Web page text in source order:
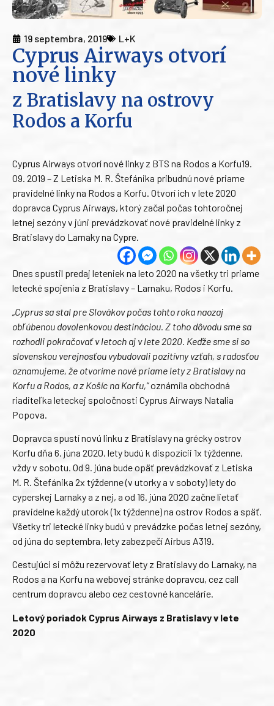
19 septembra, 2019 L+K
Cyprus Airways otvorí
nové linky
z Bratislavy na ostrovy
Rodos a Korfu
Cyprus Airways otvorí nové linky z BTS na Rodos a Korfu19.
09. 2019 – Z Letiska M. R. Štefánika pribudnú nové priame
pravidelné linky na Rodos a Korfu. Otvorí ich v lete 2020
dopravca Cyprus Airways, ktorý začal počas tohtoročnej
letnej sezóny v júni prevádzkovať nové pravidelné linky z
Bratislavy do Larnaky na Cypre.
Dnes spustil predaj leteniek na leto 2020 na všetky tri priame
letecké spojenia z Bratislavy – Larnaku, Rodos i Korfu.
„Cyprus sa stal pre Slovákov počas tohto roka naozaj
obľúbenou dovolenkovou destináciou. Z toho dôvodu sme sa
rozhodli pokračovať v letoch aj v lete 2020. Keďže sme si so
slovenskou verejnosťou vybudovali pozitívny vzťah, s radosťou
oznamujeme, že otvoríme nové priame lety z Bratislavy na
Korfu a Rodos, a z Košíc na Korfu,“oznámila obchodná
riaditeľka leteckej spoločnosti Cyprus Airways Natalia
Popova.
Dopravca spustí novú linku z Bratislavy na grécky ostrov
Korfu dňa 6. júna 2020, lety budú k dispozícii 1x týždenne,
vždy v sobotu. Od 9. júna bude opäť prevádzkovať z Letiska
M. R. Štefánika 2x týždenne (v utorky a v soboty) lety do
cyperskej Larnaky a z nej, a od 16. júna 2020 začne lietať
pravidelne každý utorok (1x týždenne) na ostrov Rodos a späť.
Všetky tri letecké linky budú v prevádzke počas letnej sezóny,
od júna do septembra, lety zabezpečí Airbus A319.
Cestujúci si môžu rezervovať lety z Bratislavy do Larnaky, na
Rodos a na Korfu na webovej stránke dopravcu, cez call
centrum dopravcu alebo cez cestovné kancelárie.
Letový poriadok Cyprus Airways z Bratislavy v lete
2020